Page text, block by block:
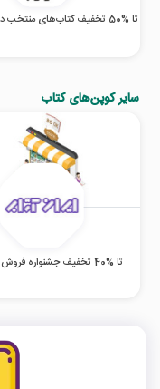
تا %50 تخفیف کتاب‌های منتخب دستچین فیدیبو
سایر کوپن‌های کتاب
تا %40 تخفیف جشنواره فروش ایران کتاب